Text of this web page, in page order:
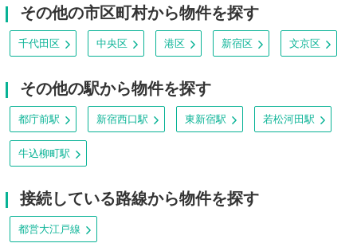
その他の市区町村から物件を探す
千代田区 中央区 港区 新宿区 文京区
その他の駅から物件を探す
都庁前駅 新宿西口駅 東新宿駅 若松河田駅
牛込柳町駅
接続している路線から物件を探す
都営大江戸線